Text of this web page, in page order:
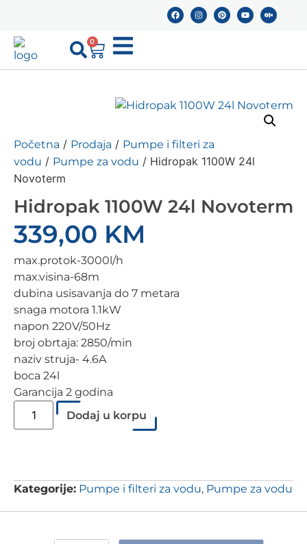
0
Početna / Prodaja / Pumpe i filteri za
vodu / Pumpe za vodu / Hidropak 1100W 24l
Novoterm
Hidropak 1100W 24l Novoterm
339,00 KM
max.protok-3000l/h
max.visina-68m
dubina usisavanja do 7 metara
snaga motora 1.1kW
napon 220V/50Hz
broj obrtaja: 2850/min
naziv struja- 4.6A
boca 24l
Garancija 2 godina
Dodaj u korpu
Kategorije: Pumpe i filteri za vodu, Pumpe za vodu